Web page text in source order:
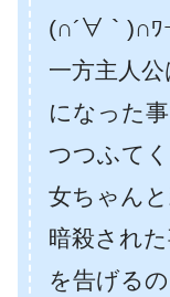
(∩´∀｀)∩ﾜ
一方主人
になった
つつふて
女ちゃん
暗殺され
を告げるの